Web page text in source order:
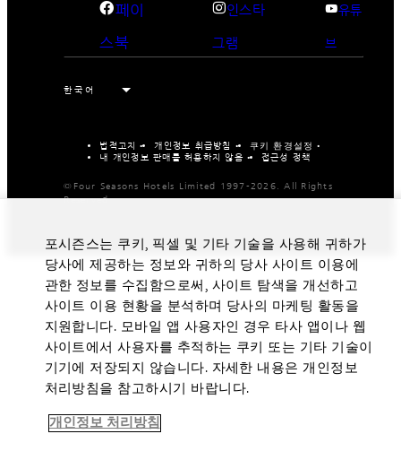
페이
스북
인스타
그램
유튜
브
법적고지 개인정보 취급방침
쿠키 환경설정
내 개인정보 판매를 허용하지 않음
접근성 정책
©Four Seasons Hotels Limited 1997-2026. All Rights
Reserved.
포시즌스는 쿠키, 픽셀 및 기타 기술을 사용해 귀하가
당사에 제공하는 정보와 귀하의 당사 사이트 이용에
관한 정보를 수집함으로써, 사이트 탐색을 개선하고
사이트 이용 현황을 분석하며 당사의 마케팅 활동을
지원합니다. 모바일 앱 사용자인 경우 타사 앱이나 웹
사이트에서 사용자를 추적하는 쿠키 또는 기타 기술이
기기에 저장되지 않습니다. 자세한 내용은 개인정보
처리방침을 참고하시기 바랍니다.
개인정보 처리방침